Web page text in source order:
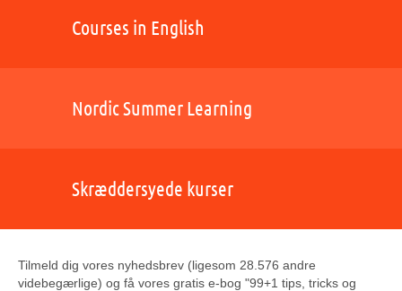
Courses in English
Nordic Summer Learning
Skræddersyede kurser
Tilmeld dig vores nyhedsbrev (ligesom 28.576 andre
videbegærlige) og få vores gratis e-bog "99+1 tips, tricks og